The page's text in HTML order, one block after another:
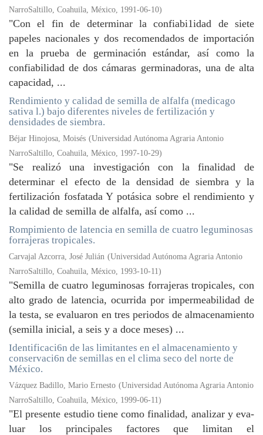
NarroSaltillo, Coahuila, México, 1991-06-10)
"Con el fin de determinar la confiabi1idad de siete
papeles nacionales y dos recomendados de importación
en la prueba de germinación estándar, así como la
confiabilidad de dos cámaras germinadoras, una de alta
capacidad, ...
Rendimiento y calidad de semilla de alfalfa (medicago
sativa l.) bajo diferentes niveles de fertilización y
densidades de siembra.
Béjar Hinojosa, Moisés (Universidad Autónoma Agraria Antonio
NarroSaltillo, Coahuila, México, 1997-10-29)
"Se realizó una investigación con la finalidad de
determinar el efecto de la densidad de siembra y la
fertilización fosfatada Y potásica sobre el rendimiento y
la calidad de semilla de alfalfa, así como ...
Rompimiento de latencia en semilla de cuatro leguminosas
forrajeras tropicales.
Carvajal Azcorra, José Julián (Universidad Autónoma Agraria Antonio
NarroSaltillo, Coahuila, México, 1993-10-11)
"Semilla de cuatro leguminosas forrajeras tropicales, con
alto grado de latencia, ocurrida por impermeabilidad de
la testa, se evaluaron en tres periodos de almacenamiento
(semilla inicial, a seis y a doce meses) ...
Identificaci6n de las limitantes en el almacenamiento y
conservaci6n de semillas en el clima seco del norte de
México.
Vázquez Badillo, Mario Ernesto (Universidad Autónoma Agraria Antonio
NarroSaltillo, Coahuila, México, 1999-06-11)
"El presente estudio tiene como finalidad, analizar y eva­
luar los principales factores que limitan el